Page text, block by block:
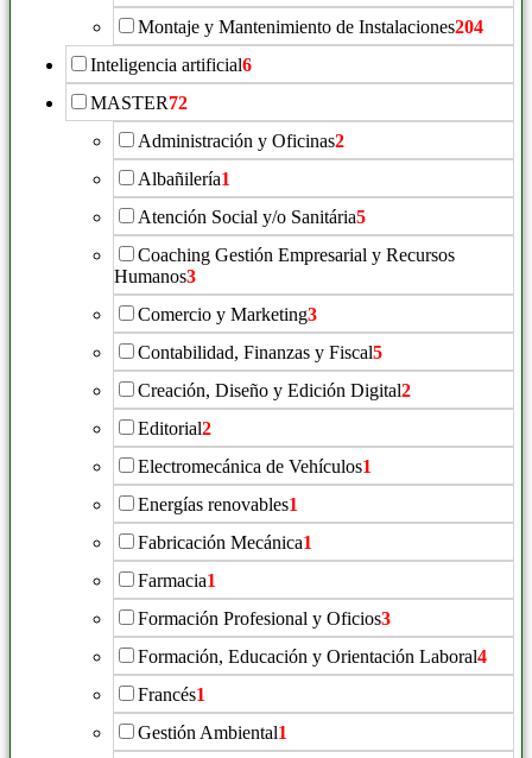
Montaje y Mantenimiento de Instalaciones204
Inteligencia artificial6
MASTER72
Administración y Oficinas2
Albañilería1
Atención Social y/o Sanitária5
Coaching Gestión Empresarial y Recursos
Humanos3
Comercio y Marketing3
Contabilidad, Finanzas y Fiscal5
Creación, Diseño y Edición Digital2
Editorial2
Electromecánica de Vehículos1
Energías renovables1
Fabricación Mecánica1
Farmacia1
Formación Profesional y Oficios3
Formación, Educación y Orientación Laboral4
Francés1
Gestión Ambiental1